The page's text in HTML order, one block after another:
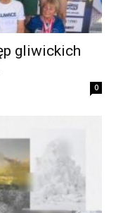
gliwickich
0